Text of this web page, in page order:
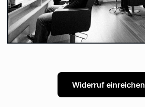
Widerruf einreichen